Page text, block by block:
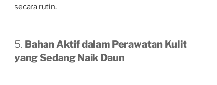
secara rutin.
5. Bahan Aktif dalam Perawatan Kulit
yang Sedang Naik Daun